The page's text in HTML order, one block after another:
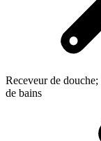
Receveur de
de bains